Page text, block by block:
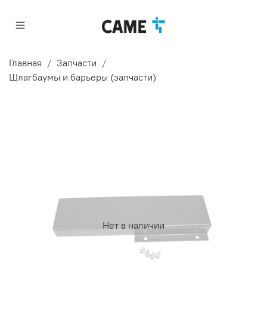
Главная
Запчасти
Шлагбаумы и барьеры (запчасти)
Нет в наличии